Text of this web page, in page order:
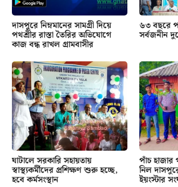
দাসপুরে নিম্নমানের সামগ্রী দিয়ে
পথশ্রীর রাস্তা তৈরির অভিযোগে
কাজ বন্ধ রাখল গ্রামবাসীর
৬৩ বছরে
সর্বজনীন
ঘাটালে সরকারি সহায়তায়
স্বাস্থ্যকর্মীদের প্রশিক্ষণ শুরু হচ্ছে,
হবে কর্মসংস্থান
পাঁচ
নিল
ইয়ংস্টার